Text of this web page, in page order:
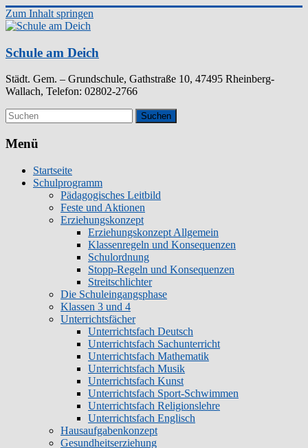
Zum Inhalt springen
Schule am Deich
Städt. Gem. – Grundschule, Gathstraße 10, 47495 Rheinberg-
Wallach, Telefon: 02802-2766
Menü
Startseite
Schulprogramm
Pädagogisches Leitbild
Feste und Aktionen
Erziehungskonzept
Erziehungskonzept Allgemein
Klassenregeln und Konsequenzen
Schulordnung
Stopp-Regeln und Konsequenzen
Streitschlichter
Die Schuleingangsphase
Klassen 3 und 4
Unterrichtsfächer
Unterrichtsfach Deutsch
Unterrichtsfach Sachunterricht
Unterrichtsfach Mathematik
Unterrichtsfach Musik
Unterrichtsfach Kunst
Unterrichtsfach Sport-Schwimmen
Unterrichtsfach Religionslehre
Unterrichtsfach Englisch
Hausaufgabenkonzept
Gesundheitserziehung